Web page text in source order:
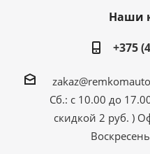
Наши
+375
Сб.: с 10.00 до
скидкой 2 руб. )